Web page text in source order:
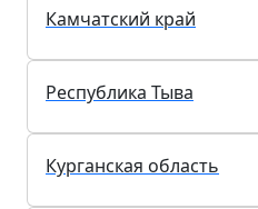
Камчатский край
Республика Тыва
Курганская область